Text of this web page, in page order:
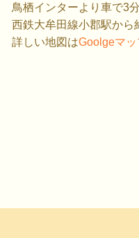
鳥栖インターより車で3
西鉄大牟田線小郡駅から
詳しい地図はGoolgeマッ